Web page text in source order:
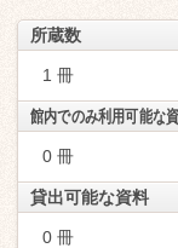
所蔵数
1 冊
館内でのみ利用可能な
0 冊
貸出可能な資料
0 冊